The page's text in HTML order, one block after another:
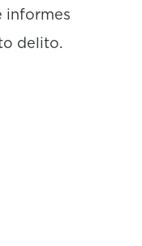
informes
delito.